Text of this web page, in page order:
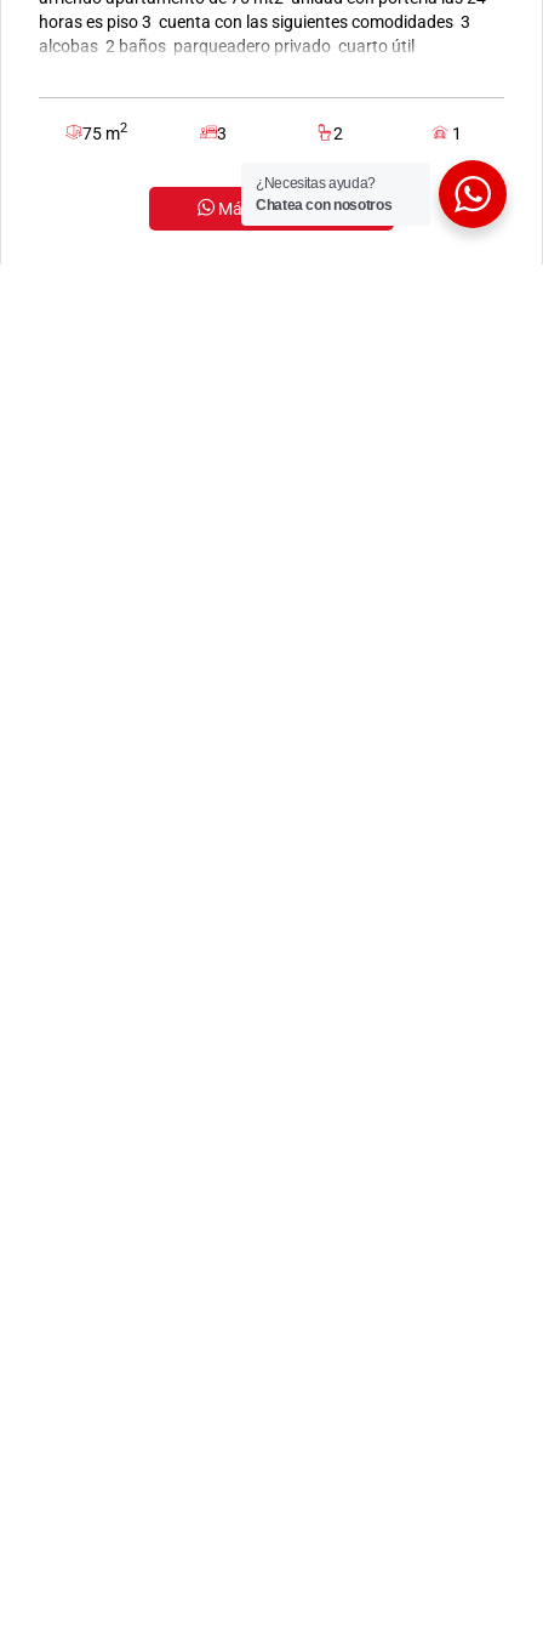
horas es piso 3 cuenta con las siguientes comodidades 3
alcobas 2 baños parqueadero privado cuarto útil
75 m2 3 2 1
Más información
¿Necesitas ayuda?
Chatea con nosotros